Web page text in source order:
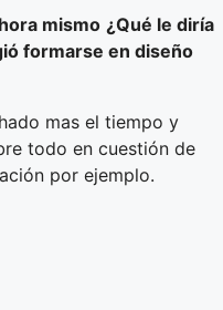
mismo ¿Qué le diría
formarse en diseño
mas el tiempo y
todo en cuestión de
por ejemplo.